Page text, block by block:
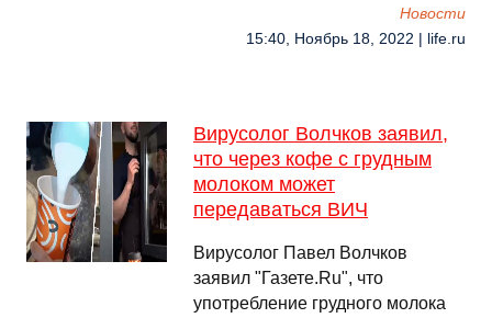
Новости
15:40, Ноябрь 18, 2022 | life.ru
Вирусолог Волчков заявил,
что через кофе с грудным
молоком может
передаваться ВИЧ
Вирусолог Павел Волчков
заявил "Газете.Ru", что
употребление грудного молока